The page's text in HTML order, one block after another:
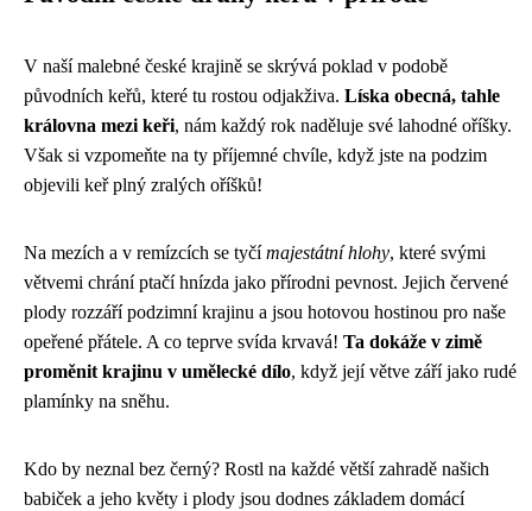
V naší malebné české krajině se skrývá poklad v podobě
původních keřů, které tu rostou odjakživa. Líska obecná, tahle
královna mezi keři, nám každý rok naděluje své lahodné oříšky.
Však si vzpomeňte na ty příjemné chvíle, když jste na podzim
objevili keř plný zralých oříšků!
Na mezích a v remízcích se tyčímajestátní hlohy, které svými
větvemi chrání ptačí hnízda jako přírodni pevnost. Jejich červené
plody rozzáří podzimní krajinu a jsou hotovou hostinou pro naše
opeřené přátele. A co teprve svída krvavá! Ta dokáže v zimě
proměnit krajinu v umělecké dílo, když její větve září jako rudé
plamínky na sněhu.
Kdo by neznal bez černý? Rostl na každé větší zahradě našich
babiček a jeho květy i plody jsou dodnes základem domácí